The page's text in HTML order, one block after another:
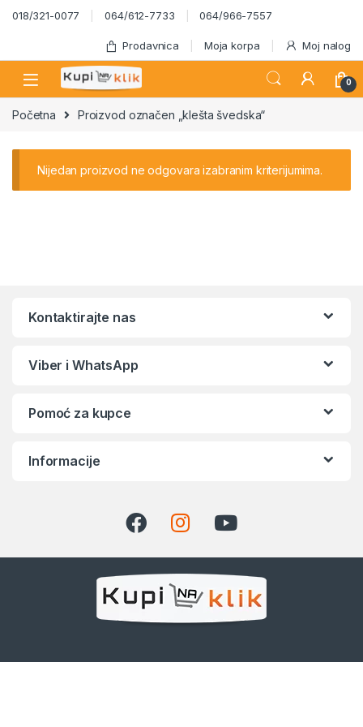
Skip to navigation
Skip to content
018/321-0077 064/612-7733 064/966-7557
Prodavnica Moja korpa Moj nalog
0
Početna Proizvod označen „klešta švedska“
Nijedan proizvod ne odgovara izabranim kriterijumima.
Kontaktirajte nas
Viber i WhatsApp
Pomoć za kupce
Informacije